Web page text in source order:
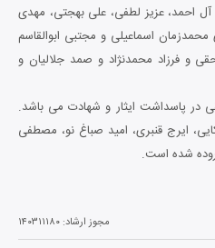
احمد، عزیز لطفی، علی بهجتی، مهدی
محمدزمان اسماعیلی و مجتبی ابوالقاسم
و فرزاد محمدنژاد و صمد جلالیان و
قطعه موسیقی در پاسداشت ایثار و شهادت می باشد.
ایرج قنبری، امید صباغ نو، مصطفی
شده است.
مجوز ارشاد: ۱۴۰۳۱۱۱۸۰